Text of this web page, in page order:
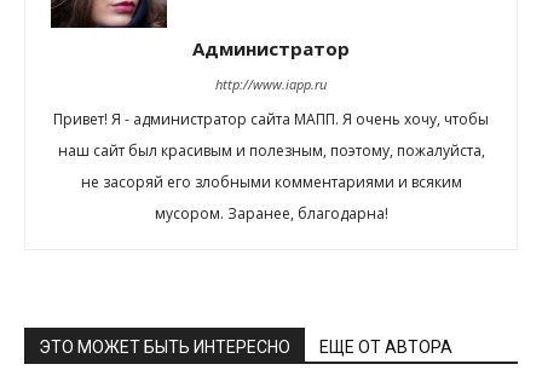
Администратор
http://www.iapp.ru
Привет! Я - администратор сайта МАПП. Я очень хочу, чтобы
наш сайт был красивым и полезным, поэтому, пожалуйста,
не засоряй его злобными комментариями и всяким
мусором. Заранее, благодарна!
ЭТО МОЖЕТ БЫТЬ ИНТЕРЕСНО ЕЩЕ ОТ АВТОРА